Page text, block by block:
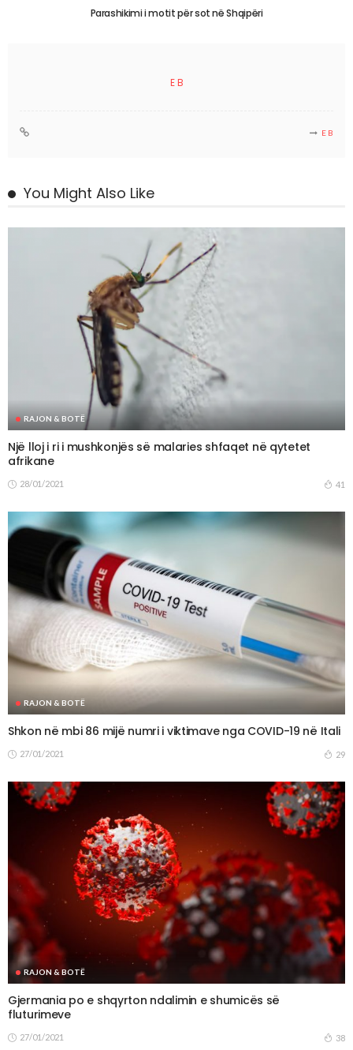
Parashikimi i motit për sot në Shqipëri
E B
E B
You Might Also Like
RAJON & BOTË
Një lloj i ri i mushkonjës së malaries shfaqet në qytetet
afrikane
28/01/2021 41
RAJON & BOTË
Shkon në mbi 86 mijë numri i viktimave nga COVID-19 në Itali
27/01/2021 29
RAJON & BOTË
Gjermania po e shqyrton ndalimin e shumicës së
fluturimeve
27/01/2021 38